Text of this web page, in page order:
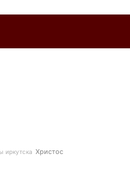
иркутска Христос